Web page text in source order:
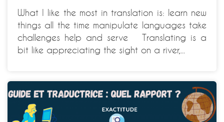
What I like the most in translation is: learn new
things all the time manipulate languages take
challenges help and serve Translating is a
bit like appreciating the sight on a river,...